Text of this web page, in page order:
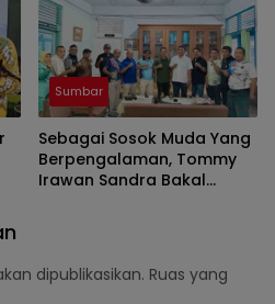
Sumbar
Sebagai Sosok Muda Yang
Berpengalaman, Tommy
Irawan Sandra Bakal
dipublikasikan. Ruas yang